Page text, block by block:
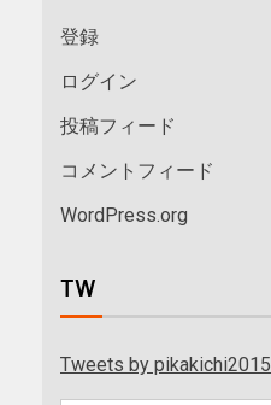
登録
ログイン
投稿フィード
コメントフィード
WordPress.org
TW
Tweets by pikakichi2015